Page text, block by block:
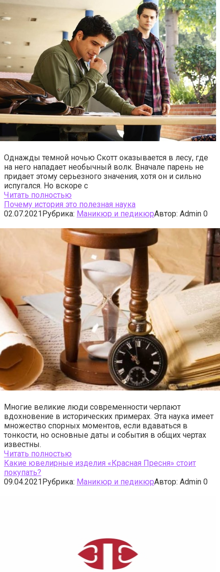
Однажды темной ночью Скотт оказывается в лесу, где
на него нападает необычный волк. Вначале парень не
придает этому серьезного значения, хотя он и сильно
испугался. Но вскоре с
Читать полностью
Почему история это полезная наука
02.07.2021Рубрика: Маникюр и педикюрАвтор: Admin 0
Многие великие люди современности черпают
вдохновение в исторических примерах. Эта наука имеет
множество спорных моментов, если вдаваться в
тонкости, но основные даты и события в общих чертах
известны.
Читать полностью
Какие ювелирные изделия «Красная Пресня» стоит
покупать?
09.04.2021Рубрика: Маникюр и педикюрАвтор: Admin 0